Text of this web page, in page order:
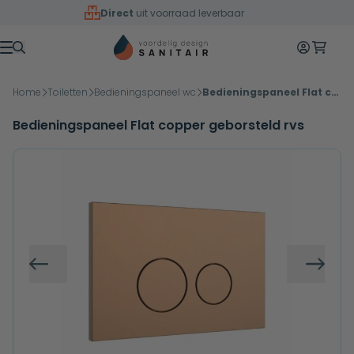
Overslaan naar inhoud
Direct uit voorraad leverbaar
Menu
Mijn 0
Home Toiletten Bedieningspaneel wc Bedieningspaneel Flat copper geborsteld rvs
Bedieningspaneel Flat copper geborsteld rvs
Vorige